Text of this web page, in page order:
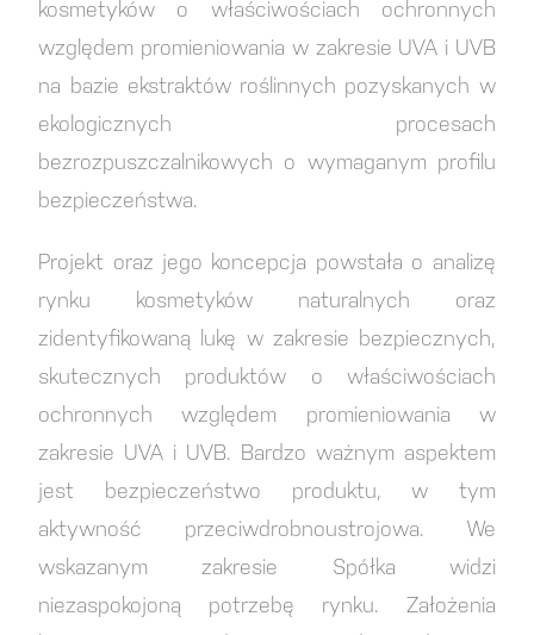
kosmetyków o właściwościach ochronnych
względem promieniowania w zakresie UVA i UVB
na bazie ekstraktów roślinnych pozyskanych w
ekologicznych procesach
bezrozpuszczalnikowych o wymaganym profilu
bezpieczeństwa.
Projekt oraz jego koncepcja powstała o analizę
rynku kosmetyków naturalnych oraz
zidentyfikowaną lukę w zakresie bezpiecznych,
skutecznych produktów o właściwościach
ochronnych względem promieniowania w
zakresie UVA i UVB. Bardzo ważnym aspektem
jest bezpieczeństwo produktu, w tym
aktywność przeciwdrobnoustrojowa. We
wskazanym zakresie Spółka widzi
niezaspokojoną potrzebę rynku. Założenia